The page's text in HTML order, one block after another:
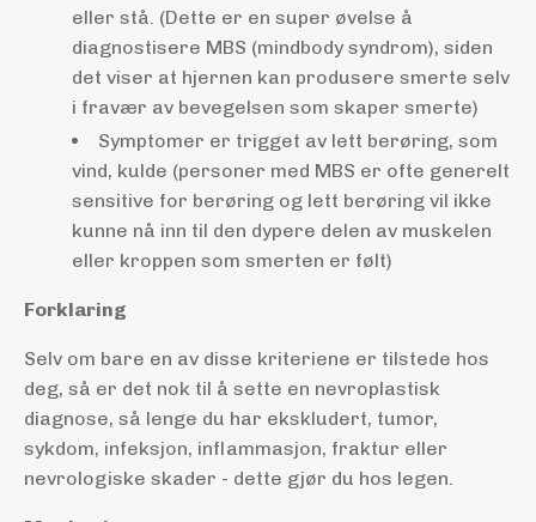
eller stå. (Dette er en super øvelse å
diagnostisere MBS (mindbody syndrom), siden
det viser at hjernen kan produsere smerte selv
i fravær av bevegelsen som skaper smerte)
Symptomer er trigget av lett berøring, som
vind, kulde (personer med MBS er ofte generelt
sensitive for berøring og lett berøring vil ikke
kunne nå inn til den dypere delen av muskelen
eller kroppen som smerten er følt)
Forklaring
Selv om bare en av disse kriteriene er tilstede hos
deg, så er det nok til å sette en nevroplastisk
diagnose, så lenge du har ekskludert, tumor,
sykdom, infeksjon, inflammasjon, fraktur eller
nevrologiske skader - dette gjør du hos legen.